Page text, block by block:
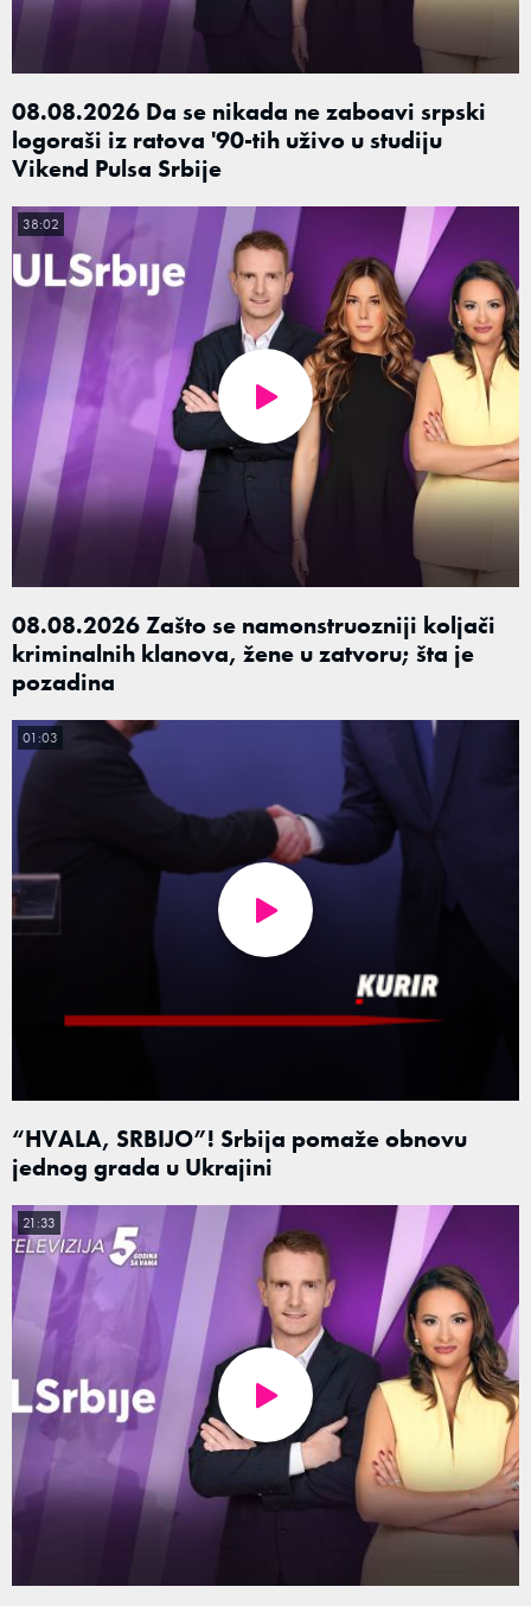
08.08.2026 Da se nikada ne zaboavi srpski
logoraši iz ratova '90-tih uživo u studiju
Vikend Pulsa Srbije
08.08.2026 Zašto se namonstruozniji koljači
kriminalnih klanova, žene u zatvoru; šta je
pozadina
38:02
“HVALA, SRBIJO”! Srbija pomaže obnovu
jednog grada u Ukrajini
01:03
21:33